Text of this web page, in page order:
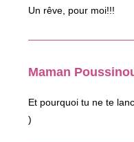
Un rêve, pour moi!!!
Maman
Et pourquoi tu ne te
)